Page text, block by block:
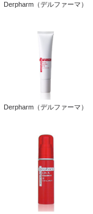
Derpharm（デルファーマ）
Derpharm（デルファーマ）